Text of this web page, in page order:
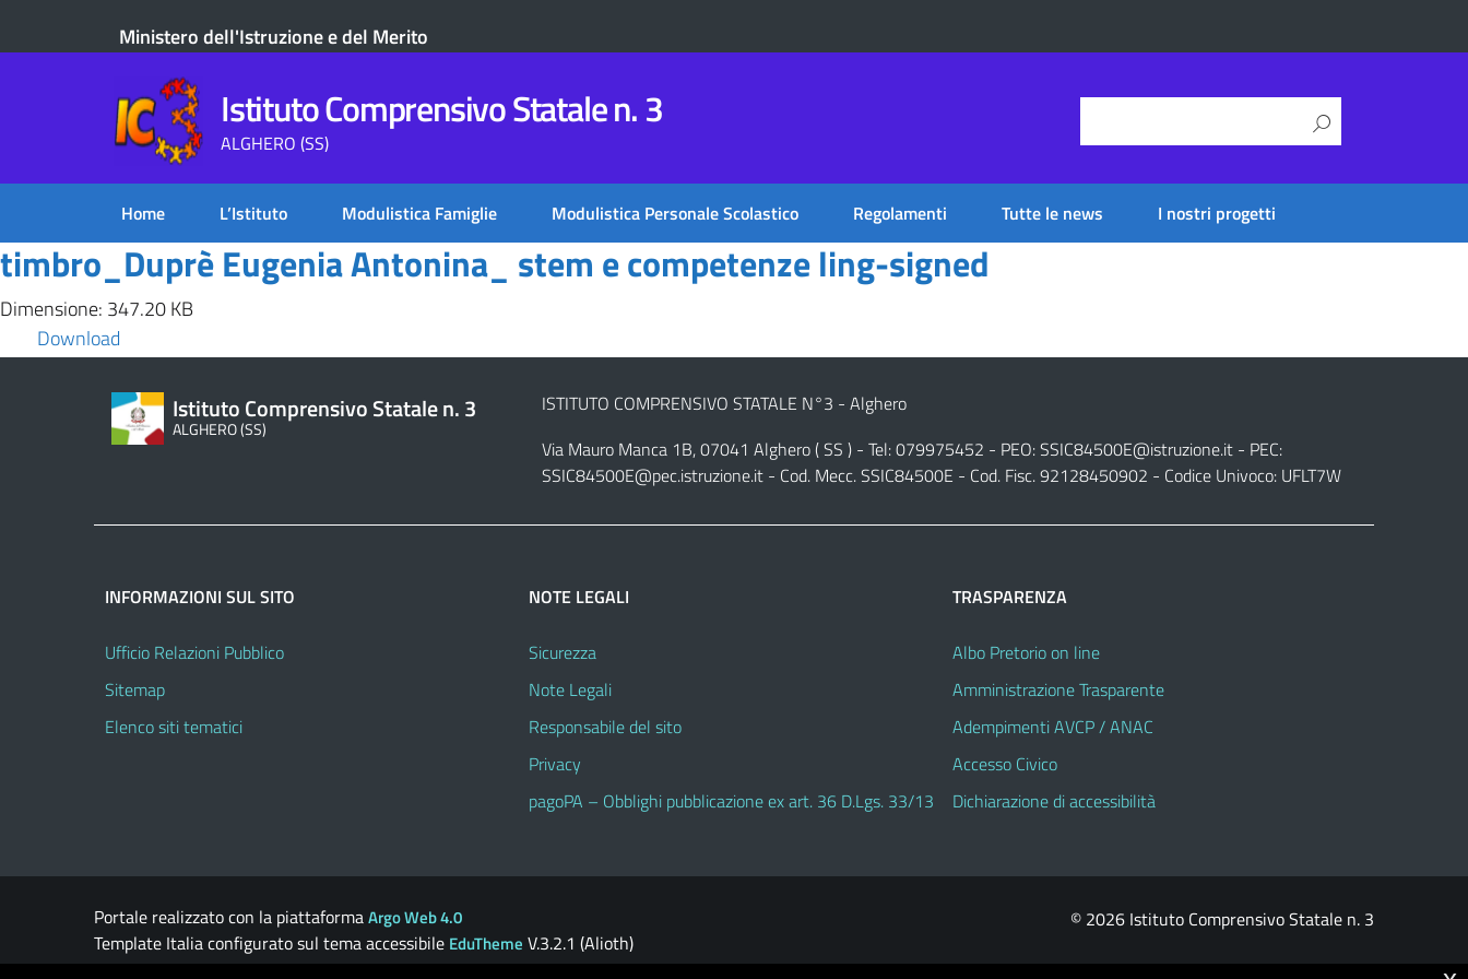
Ministero dell'Istruzione e del Merito
Istituto Comprensivo Statale n. 3
ALGHERO (SS)
Home L’Istituto Modulistica Famiglie Modulistica Personale Scolastico Regolamenti Tutte le news I nostri progetti
timbro_Duprè Eugenia Antonina_ stem e competenze ling-signed
Dimensione: 347.20 KB
Download
Istituto Comprensivo Statale n. 3
ALGHERO (SS)
ISTITUTO COMPRENSIVO STATALE N°3 - Alghero
Via Mauro Manca 1B, 07041 Alghero ( SS ) - Tel: 079975452 - PEO:SSIC84500E@istruzione.it- PEC:
SSIC84500E@pec.istruzione.it- Cod. Mecc. SSIC84500E - Cod. Fisc. 92128450902 - Codice Univoco: UFLT7W
INFORMAZIONI SUL SITO
Ufficio Relazioni Pubblico
Sitemap
Elenco siti tematici
NOTE LEGALI
Sicurezza
Note Legali
Responsabile del sito
Privacy
pagoPA – Obblighi pubblicazione ex art. 36 D.Lgs. 33/13
TRASPARENZA
Albo Pretorio on line
Amministrazione Trasparente
Adempimenti AVCP / ANAC
Accesso Civico
Dichiarazione di accessibilità
Portale realizzato con la piattaformaArgo Web 4.0
Template Italia configurato sul tema accessibile EduTheme V.3.2.1 (Alioth)
© 2026 Istituto Comprensivo Statale n. 3